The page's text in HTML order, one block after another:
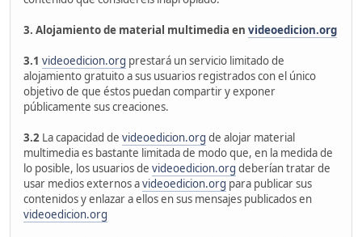
3. Alojamiento de material multimedia en videoedicion.org
3.1 videoedicion.org prestará un servicio limitado de
alojamiento gratuito a sus usuarios registrados con el único
objetivo de que éstos puedan compartir y exponer
públicamente sus creaciones.
3.2 La capacidad de videoedicion.org de alojar material
multimedia es bastante limitada de modo que, en la medida de
lo posible, los usuarios de videoedicion.org deberían tratar de
usar medios externos avideoedicion.org para publicar sus
contenidos y enlazar a ellos en sus mensajes publicados en
videoedicion.org